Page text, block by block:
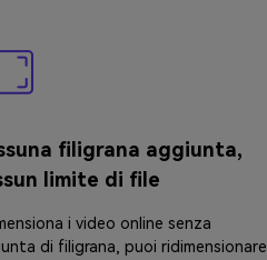
filigrana aggiunta,
limite di file
i video online senza
di filigrana, puoi ridimensionare